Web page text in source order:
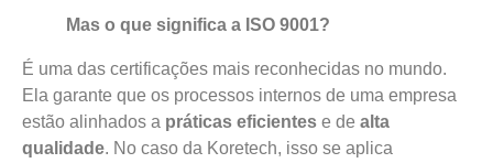
Mas o que significa a ISO 9001?
É uma das certificações mais reconhecidas no mundo.
Ela garante que os processos internos de uma empresa
estão alinhados a práticas eficientes e de alta
qualidade. No caso da Koretech, isso se aplica